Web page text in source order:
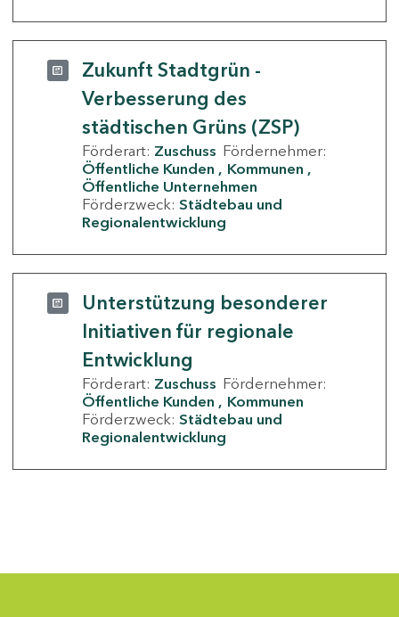
Zukunft Stadtgrün -
Verbesserung des
städtischen Grüns (ZSP)
Förderart: Zuschuss Fördernehmer:
Öffentliche Kunden
Kommunen
Öffentliche Unternehmen
Förderzweck: Städtebau und
Regionalentwicklung
Unterstützung besonderer
Initiativen für regionale
Entwicklung
Förderart: Zuschuss Fördernehmer:
Öffentliche Kunden
Kommunen
Förderzweck: Städtebau und
Regionalentwicklung